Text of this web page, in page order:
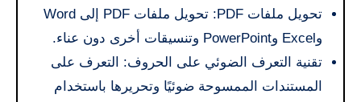
تحويل ملفات PDF: تحويل ملفات PDF إلى Word
وExcel وPowerPoint وتنسيقات أخرى دون عناء.
تقنية التعرف الضوئي على الحروف: التعرف على
المستندات الممسوحة ضوئيًا وتحريرها باستخدام